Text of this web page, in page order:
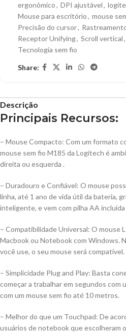
ergonômico, DPI ajustável,
Mouse para escritório, mouse
Precisão do cursor,
Receptor Unifying, Scroll vertical,
Tecnologia sem fio
Share:
Descrição
Principais Recursos:
– Mouse Compacto: Com um formato
mouse sem fio M185 da Logitech é
direita ou esquerda .
– Duradouro e Confiável: O mouse
linha, até 1 ano de vida útil da bateria,
inteligente, e vem com pilha AA incluída
– Compatibilidade Universal: O mouse
Macbook ou Notebook com Windows.
você use, o seu mouse será compatível.
– Simplicidade Plug and Play: Basta
começar a trabalhar em segundos com
com um mouse sem fio até 10 metros.
– Melhor do que um Touchpad: De
usuários de notebook que escolheram